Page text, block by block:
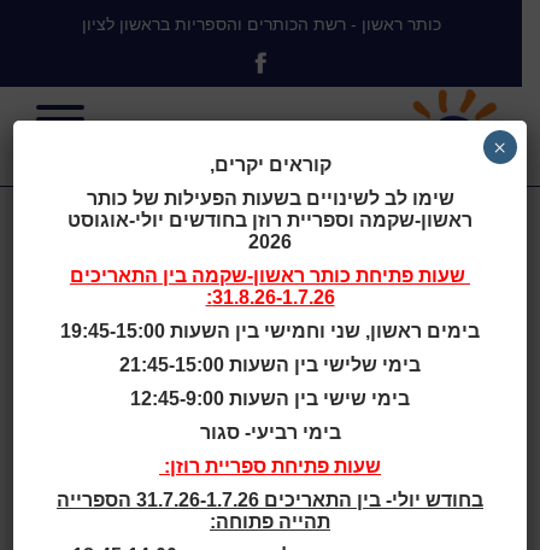
כותר ראשון - רשת הכותרים והספריות בראשון לציון
ראשון לציון
בחסות הברון
רוטשילד (1882-
1900)
קוראים יקרים,
שימו לב לשינויים בשעות הפעילות של כותר
ראשון-שקמה וספריית רוזן בחודשים יולי-אוגוסט
2026
שעות פתיחת כותר ראשון-שקמה בין התאריכים
31.8.26-1.7.26:
בימים ראשון, שני וחמישי בין השעות 19:45-15:00
בימי שלישי בין השעות 21:45-15:00
בימי שישי בין השעות 12:45-9:00
בימי רביעי- סגור
שעות פתיחת ספריית רוזן:
בחודש יולי- בין התאריכים 31.7.26-1.7.26 הספרייה
תהייה פתוחה:
×